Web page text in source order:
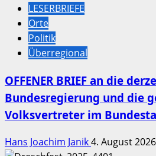
LESERBRIEFE
Orte
Politik
Überregional
OFFENER BRIEF an die
Bundesregierung und die
Volksvertreter im
Hans Joachim Janik4. August 2026